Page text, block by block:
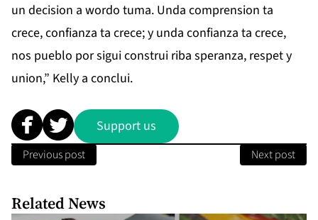
un decision a wordo tuma. Unda comprension ta
crece, confianza ta crece; y unda confianza ta crece,
nos pueblo por sigui construi riba speranza, respet y
union,” Kelly a conclui.
Support us
Previous post Next post
Related News